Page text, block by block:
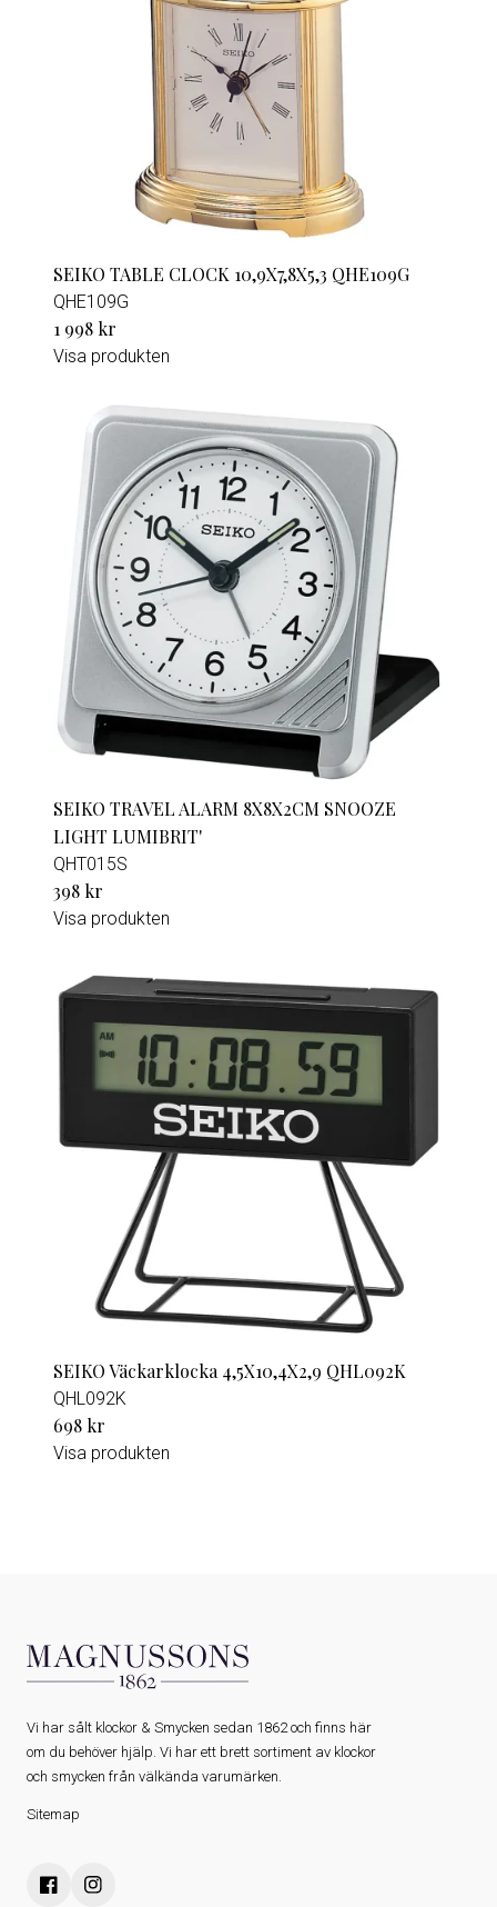
SEIKO TABLE CLOCK 10,9X7,8X5,3 QHE109G
QHE109G
1 998 kr
Visa produkten
SEIKO TRAVEL ALARM 8X8X2CM SNOOZE
LIGHT LUMIBRIT'
QHT015S
398 kr
Visa produkten
SEIKO Väckarklocka 4,5X10,4X2,9 QHL092K
QHL092K
698 kr
Visa produkten
Vi har sålt klockor & Smycken sedan 1862 och finns här
om du behöver hjälp. Vi har ett brett sortiment av klockor
och smycken från välkända varumärken.
Sitemap